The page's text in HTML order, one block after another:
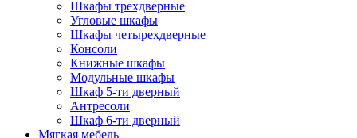
Шкафы трехдверные
Угловые шкафы
Шкафы четырехдверные
Консоли
Книжные шкафы
Модульные шкафы
Шкаф 5-ти дверный
Антресоли
Шкаф 6-ти дверный
Мягкая мебель